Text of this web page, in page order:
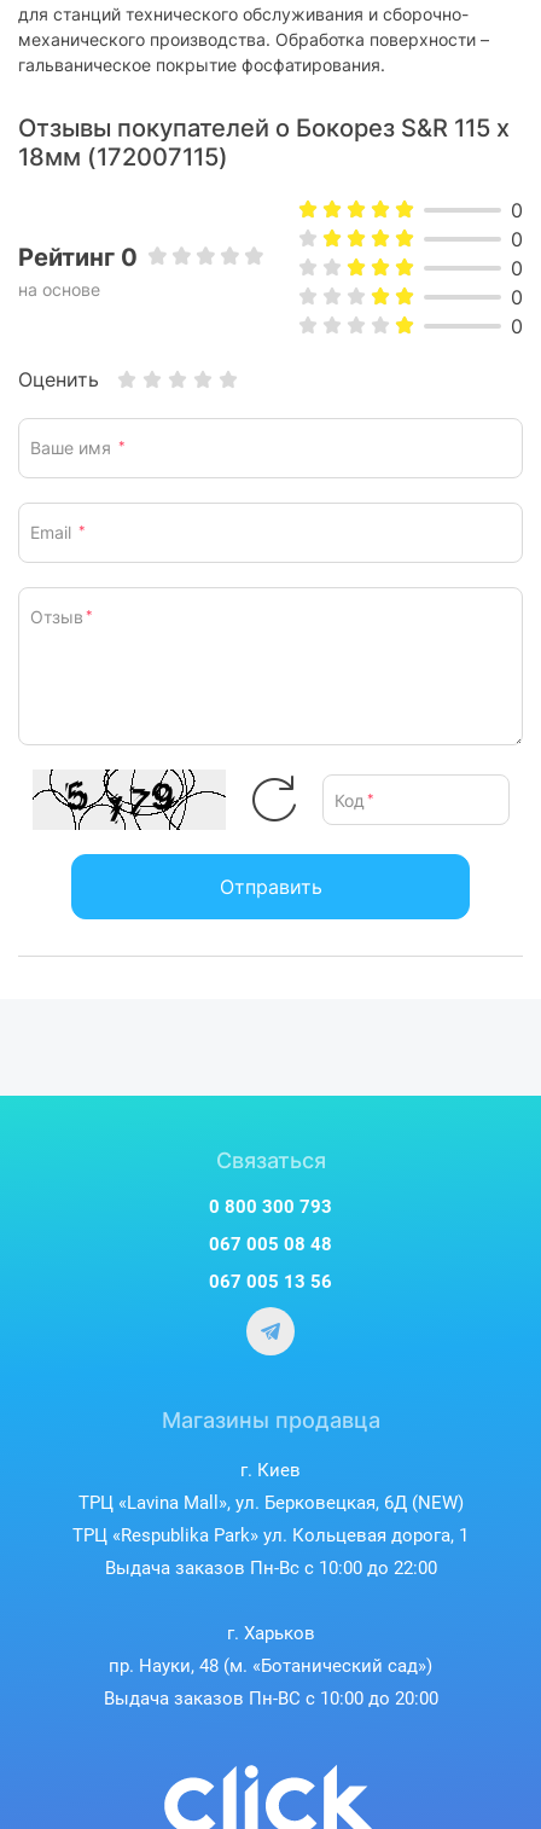
для станций технического обслуживания и сборочно-
механического производства. Обработка поверхности –
гальваническое покрытие фосфатирования.
Отзывы покупателей о Бокорез S&R 115 x
18мм (172007115)
Рейтинг 0
на основе
0
0
0
0
0
Оценить
Ваше имя *
Email *
Отзыв *
Код *
Отправить
Связаться
0 800 300 793
067 005 08 48
067 005 13 56
Магазины продавца
г. Киев
ТРЦ «Lavina Mall», ул. Берковецкая, 6Д (NEW)
ТРЦ «Respublika Park» ул. Кольцевая дорога, 1
Выдача заказов Пн-Вс с 10:00 до 22:00
г. Харьков
пр. Науки, 48 (м. «Ботанический сад»)
Выдача заказов Пн-ВС с 10:00 до 20:00